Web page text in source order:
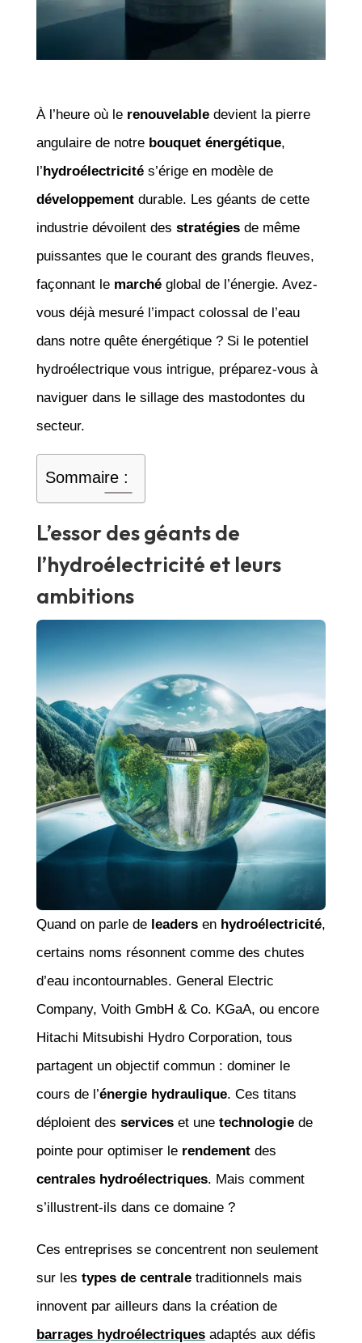
À l’heure où le renouvelabledevient la pierre
angulaire de notre bouquet énergétique,
l’ hydroélectricités’érige en modèle de
développementdurable. Les géants de cette
industrie dévoilent des stratégiesde même
puissantes que le courant des grands fleuves,
façonnant le marchéglobal de l’énergie. Avez-
vous déjà mesuré l’impact colossal de l’eau
dans notre quête énergétique ? Si le potentiel
hydroélectrique vous intrigue, préparez-vous à
naviguer dans le sillage des mastodontes du
secteur.
Sommaire :
L’essor des géants de
l’hydroélectricité et leurs
ambitions
Quand on parle de leadersen hydroélectricité,
certains noms résonnent comme des chutes
d’eau incontournables. General Electric
Company, Voith GmbH & Co. KGaA, ou encore
Hitachi Mitsubishi Hydro Corporation, tous
partagent un objectif commun : dominer le
cours de l’énergie hydraulique. Ces titans
déploient des serviceset une technologiede
pointe pour optimiser le rendementdes
centrales hydroélectriques. Mais comment
s’illustrent-ils dans ce domaine ?
Ces entreprises se concentrent non seulement
sur les types de centraletraditionnels mais
innovent par ailleurs dans la création de
barrages hydroélectriquesadaptés aux défis